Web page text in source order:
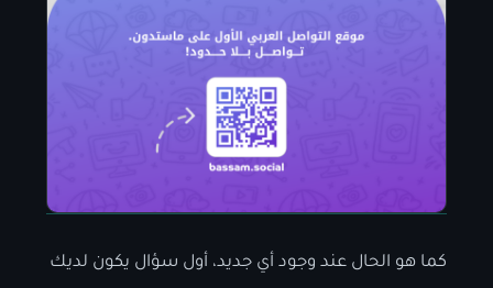
كما هو الحال عند وجود أي جديد، أول سؤال يكون لديك